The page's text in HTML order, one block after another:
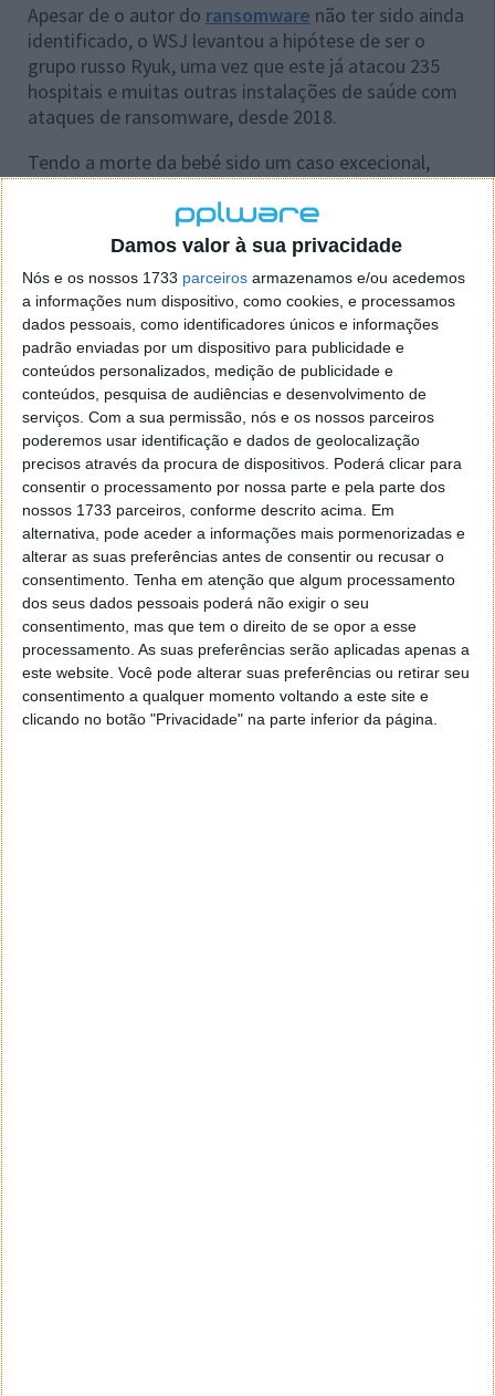
Damos valor à sua privacidade
Nós e os nossos 1733 parceiros armazenamos e/ou acedemos
a informações num dispositivo, como cookies, e processamos
dados pessoais, como identificadores únicos e informações
padrão enviadas por um dispositivo para publicidade e
conteúdos personalizados, medição de publicidade e
conteúdos, pesquisa de audiências e desenvolvimento de
serviços. Com a sua permissão, nós e os nossos parceiros
poderemos usar identificação e dados de geolocalização
precisos através da procura de dispositivos. Poderá clicar para
consentir o processamento por nossa parte e pela parte dos
nossos 1733 parceiros, conforme descrito acima. Em
alternativa, pode aceder a informações mais pormenorizadas e
alterar as suas preferências antes de consentir ou recusar o
consentimento. Tenha em atenção que algum processamento
dos seus dados pessoais poderá não exigir o seu
consentimento, mas que tem o direito de se opor a esse
processamento. As suas preferências serão aplicadas apenas a
este website. Você pode alterar suas preferências ou retirar seu
consentimento a qualquer momento voltando a este site e
clicando no botão "Privacidade" na parte inferior da página.
Apesar de o autor do ransomware não ter sido ainda
identificado, o WSJ levantou a hipótese de ser o
grupo russo Ryuk, uma vez que este já atacou 235
hospitais e muitas outras instalações de saúde com
ataques de ransomware, desde 2018.
Tendo a morte da bebé sido um caso excecional,
Joshua Corman, conselheiro do Department of
Homeland Security da Cybersecurity and
Infrastructure Security Agency, disse ao WSJ que
ataques informáticos podem prejudicar o
desempenhoglobal dos profissionais de saúde.
Este artigo tem mais de um ano
Acompanhe o Pplware no Google Notícias
Proponha uma correção, faça uma sugestão
Autor:Ana Sofia Neto
Tags: ataque informatico hospital Morte Ransomware